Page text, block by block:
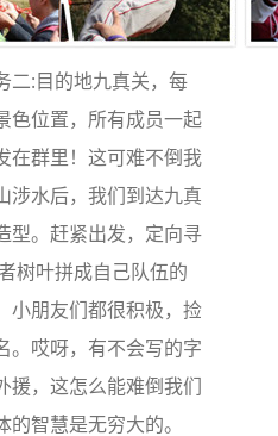
:目的地九真关，每
色位置，所有成员一起
在群里！这可难不倒我
涉水后，我们到达九真
型。赶紧出发，定向寻
树叶拼成自己队伍的
小朋友们都很积极，捡
。哎呀，有不会写的字
援，这怎么能难倒我们
智慧是无穷大的。